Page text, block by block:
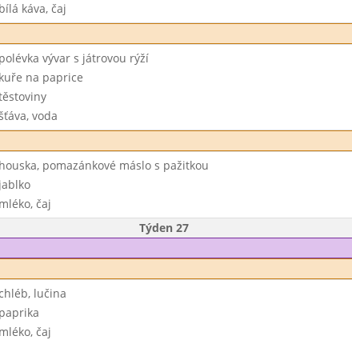
bílá káva, čaj
polévka vývar s játrovou rýží
kuře na paprice
voda
houska, pomazánkové máslo s pažitkou
jablko
mléko, čaj
Týden 27
lučina
paprika
mléko, čaj